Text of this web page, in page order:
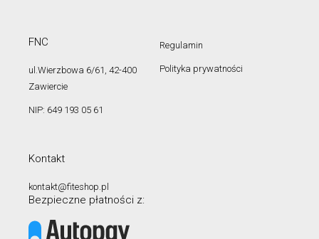
FNC
ul.Wierzbowa 6/61, 42-400
Zawiercie
NIP: 649 193 05 61
Regulamin
Polityka prywatności
Kontakt
kontakt@fiteshop.pl
Bezpieczne płatności z: